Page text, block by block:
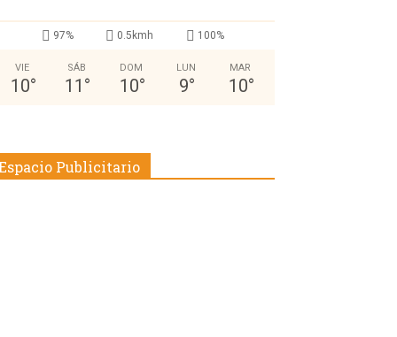
97% 0.5kmh 100%
VIE
10°
SÁB
11 °
DOM
10°
LUN
9°
MAR
10°
Publicitario